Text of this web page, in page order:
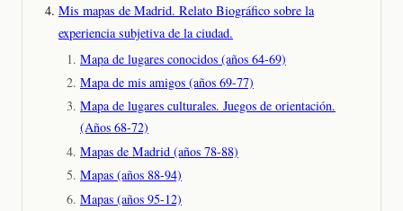
Mis mapas de Madrid. Relato Biográfico sobre la
experiencia subjetiva de la ciudad.
Mapa de lugares conocidos (años 64-69)
Mapa de mis amigos (años 69-77)
Mapa de lugares culturales. Juegos de orientación.
(Años 68-72)
Mapas de Madrid (años 78-88)
Mapas (años 88-94)
Mapas (años 95-12)